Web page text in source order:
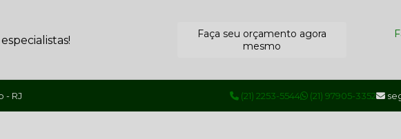
Faça seu orçamento agora
mesmo
- RJ (21) 2253-5544 (21) 97905-3352